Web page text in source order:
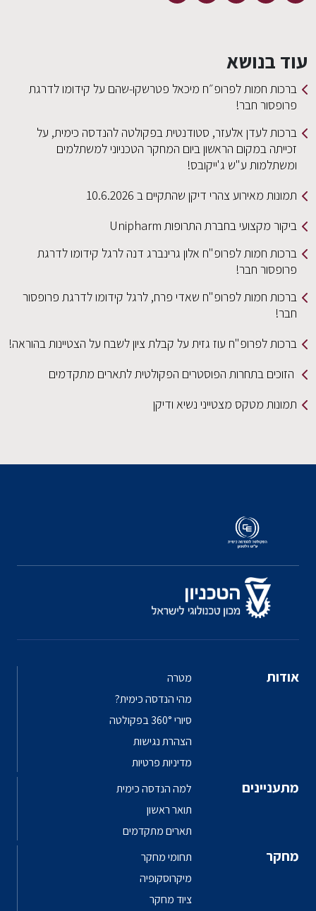
עוד בנושא
ברכות חמות לפרופ״ח מיכאל פטרשקו-שהם על קידומו לדרגת
פרופסור חבר!
ברכות לעדן אלעזר, סטודנטית בפקולטה להנדסה כימית, על
זכייתה במקום הראשון ביום המחקר הטכניוני למשתלמים
ומשתלמות ע"ש ג'ייקובס!
תמונות מאירוע צהרי דיקן שהתקיים ב 10.6.2026
ביקור מקצועי בחברת התרופות Unipharm
ברכות חמות לפרופ"ח אלון גרינברג דנה לרגל קידומו לדרגת
פרופסור חבר!
ברכות חמות לפרופ"ח שאדי פרח, לרגל קידומו לדרגת פרופסור
חבר!
ברכות לפרופ"ח עוז גזית על קבלת ציון לשבח על הצטיינות בהוראה!
הזוכים בתחרות הפוסטרים הפקולטית לתארים מתקדמים
תמונות מטקס מצטייני נשיא ודיקן
אודות
מטרה
מהי הנדסה כימית?
סיורי 360° בפקולטה
הצהרת נגישות
מדיניות פרטיות
מתעניינים
למה הנדסה כימית
תואר ראשון
תארים מתקדמים
מחקר
תחומי מחקר
מיקרוסקופיה
ציוד מחקר